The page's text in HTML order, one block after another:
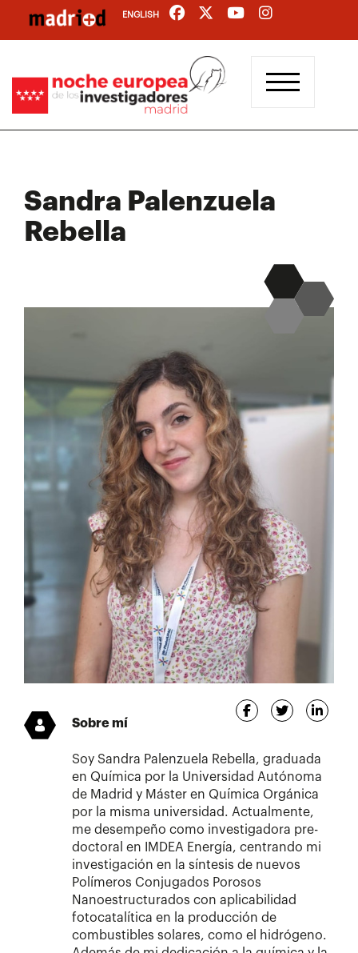
contenido
ENGLISH
Sandra Palenzuela
Rebella
Sobre mí
Soy Sandra Palenzuela Rebella, graduada
en Química por la Universidad Autónoma
de Madrid y Máster en Química Orgánica
por la misma universidad. Actualmente,
me desempeño como investigadora pre-
doctoral en IMDEA Energía, centrando mi
investigación en la síntesis de nuevos
Polímeros Conjugados Porosos
Nanoestructurados con aplicabilidad
fotocatalítica en la producción de
combustibles solares, como el hidrógeno.